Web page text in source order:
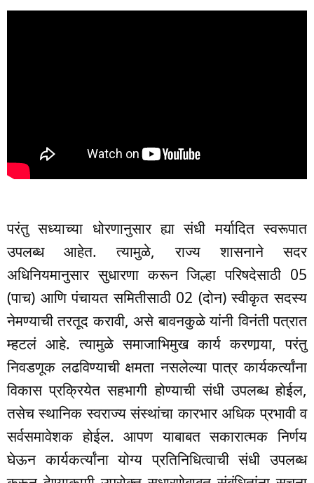
परंतु सध्याच्या धोरणानुसार ह्या संधी मर्यादित स्वरूपात
उपलब्ध आहेत. त्यामुळे, राज्य शासनाने सदर
अधिनियमानुसार सुधारणा करून जिल्हा परिषदेसाठी 05
(पाच) आणि पंचायत समितीसाठी 02 (दोन) स्वीकृत सदस्य
नेमण्याची तरतूद करावी, असे बावनकुळे यांनी विनंती पत्रात
म्हटलं आहे. त्यामुळे समाजाभिमुख कार्य करणार्‍या, परंतु
निवडणूक लढविण्याची क्षमता नसलेल्या पात्र कार्यकर्त्यांना
विकास प्रक्रियेत सहभागी होण्याची संधी उपलब्ध होईल,
तसेच स्थानिक स्वराज्य संस्थांचा कारभार अधिक प्रभावी व
सर्वसमावेशक होईल. आपण याबाबत सकारात्मक निर्णय
घेऊन कार्यकर्त्यांना योग्य प्रतिनिधित्वाची संधी उपलब्ध